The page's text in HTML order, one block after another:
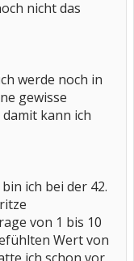
nicht das
werde noch in
gewisse
kann ich
ich bei der 42.
von 1 bis 10
Wert von